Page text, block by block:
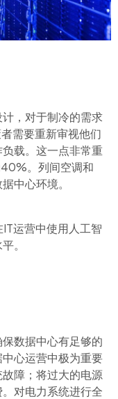
，对于制冷的需求
需要重新审视他们
载。这一点非常重
。列间空调和
中心环境。
运营中使用人工智
。
数据中心有足够的
心运营中极为重要
障；将过大的电源
对电力系统进行全